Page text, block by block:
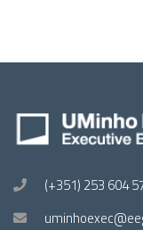
(+351) 253 604